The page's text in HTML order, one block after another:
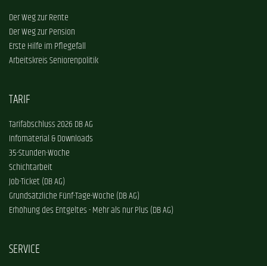
Der Weg zur Rente
Der Weg zur Pension
Erste Hilfe im Pflegefall
Arbeitskreis Seniorenpolitik
TARIF
Tarifabschluss 2026 DB AG
Infomaterial & Downloads
35-Stunden-Woche
Schichtarbeit
Job-Ticket (DB AG)
Grundsätzliche Fünf-Tage-Woche (DB AG)
Erhöhung des Entgeltes - Mehr als nur Plus (DB AG)
SERVICE